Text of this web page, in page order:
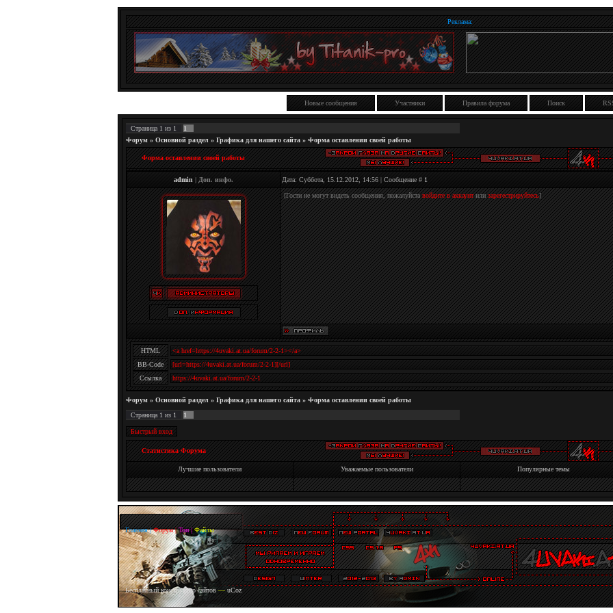
Реклама:
Новые сообщения Участники Правила форума Поиск
Страница 1 из 1
1
Форум » Основной раздел » Графика для нашего сайта » Форма оставлении своей работы
Форма оставлении своей работы
admin | Доп. инфо. Дата: Суббота, 15.12.2012, 14:56 | Сообщение # 1
[Гости не могут видеть сообщения, пожалуйставойдите в аккаунтилизарегестрируйтесь]
HTML
BB-Code
Ссылка
Форум » Основной раздел » Графика для нашего сайта » Форма оставлении своей работы
Страница 1 из 1 1
Статистика Форума
Лучшие пользователи Уважаемые пользователи Популярные темы
Главная| Форум| Топ| Файлы
Бесплатныйконструктор сайтов—uCoz